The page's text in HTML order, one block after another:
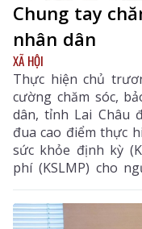
Chung tay
nhân dân
XÃ HỘI
Thực hiện chủ
cường chăm sóc,
dân, tỉnh Lai Châu
đua cao điểm thực
sức khỏe định kỳ
phí (KSLMP) cho
góp phần phát
lượng chăm sóc
trình còn lan tỏa